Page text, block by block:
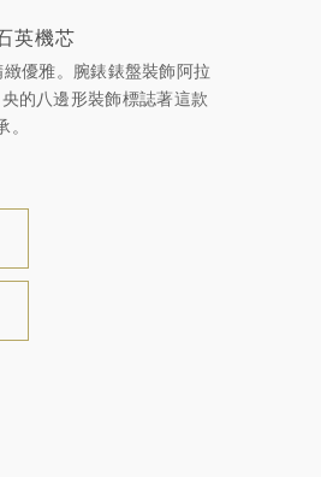
英機芯
優雅。腕錶錶盤裝飾阿拉
的八邊形裝飾標誌著這款
個寶石皆與眾不同而採用獨
相同。如有疑問，敬請諮詢